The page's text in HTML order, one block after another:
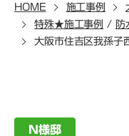
HOME 施工事例
特殊★施工事例
/ 防
大阪市住吉区我孫子
N様邸